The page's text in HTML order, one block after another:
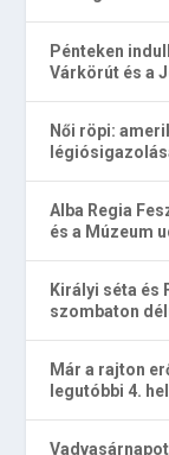
Pénteken
Várkörút és a
Női röpi:
Alba Regia
és a Múzeum
Királyi séta és
szombaton
Már a rajton
legutóbbi 4.